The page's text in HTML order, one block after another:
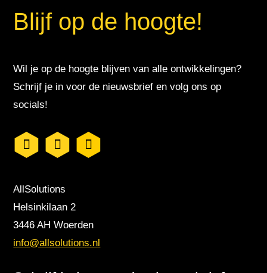
Blijf op de hoogte!
Wil je op de hoogte blijven van alle ontwikkelingen?
Schrijf je in voor de nieuwsbrief en volg ons op
socials!
AllSolutions
Helsinkilaan 2
3446 AH Woerden
info@allsolutions.nl